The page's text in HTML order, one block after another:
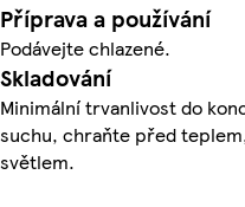
Příprava a používání
Podávejte chlazené.
Skladování
Minimální trvanlivost do
suchu, chraňte před
světlem.